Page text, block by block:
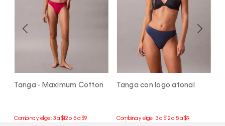
Maximum Cotton Tanga con logo atonal
Pantys